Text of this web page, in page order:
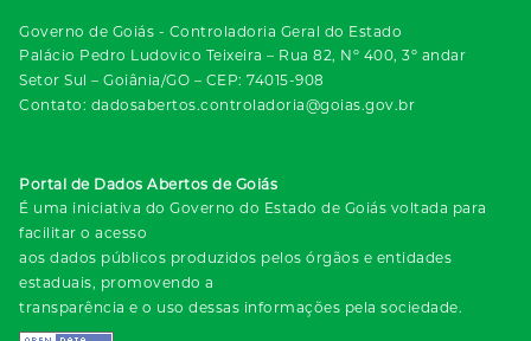
Governo de Goiás - Controladoria Geral do Estado
Palácio Pedro Ludovico Teixeira – Rua 82, Nº 400, 3º andar
Setor Sul – Goiânia/GO – CEP: 74015-908
Contato: dadosabertos.controladoria@goias.gov.br
Portal de Dados Abertos de Goiás
É uma iniciativa do Governo do Estado de Goiás voltada para
facilitar o acesso
aos dados públicos produzidos pelos órgãos e entidades
estaduais, promovendo a
transparência e o uso dessas informações pela sociedade.